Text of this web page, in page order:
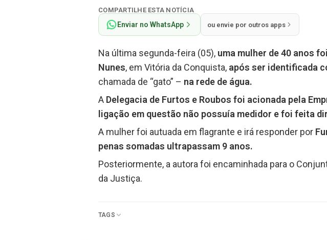
COMPARTILHE ESTA NOTÍCIA
Enviar no WhatsApp ou envie por outros apps
Na última segunda-feira (05), uma mulher de 40 anos
Nunes, em Vitória da Conquista, após ser identificada
chamada de “gato” – na rede de água.
A Delegacia de Furtos e Roubos foi acionada pela
ligação em questão não possuía medidor e foi feita
A mulher foi autuada em flagrante e irá responder por
penas somadas ultrapassam 9 anos.
Posteriormente, a autora foi encaminhada para o
da Justiça.
TAGS